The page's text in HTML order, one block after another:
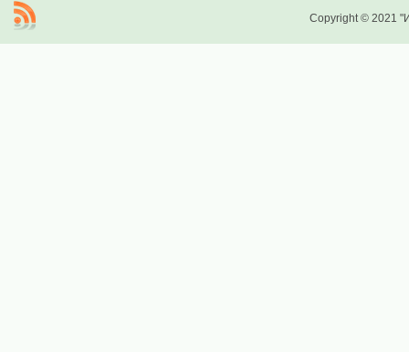
Copyright © 2021